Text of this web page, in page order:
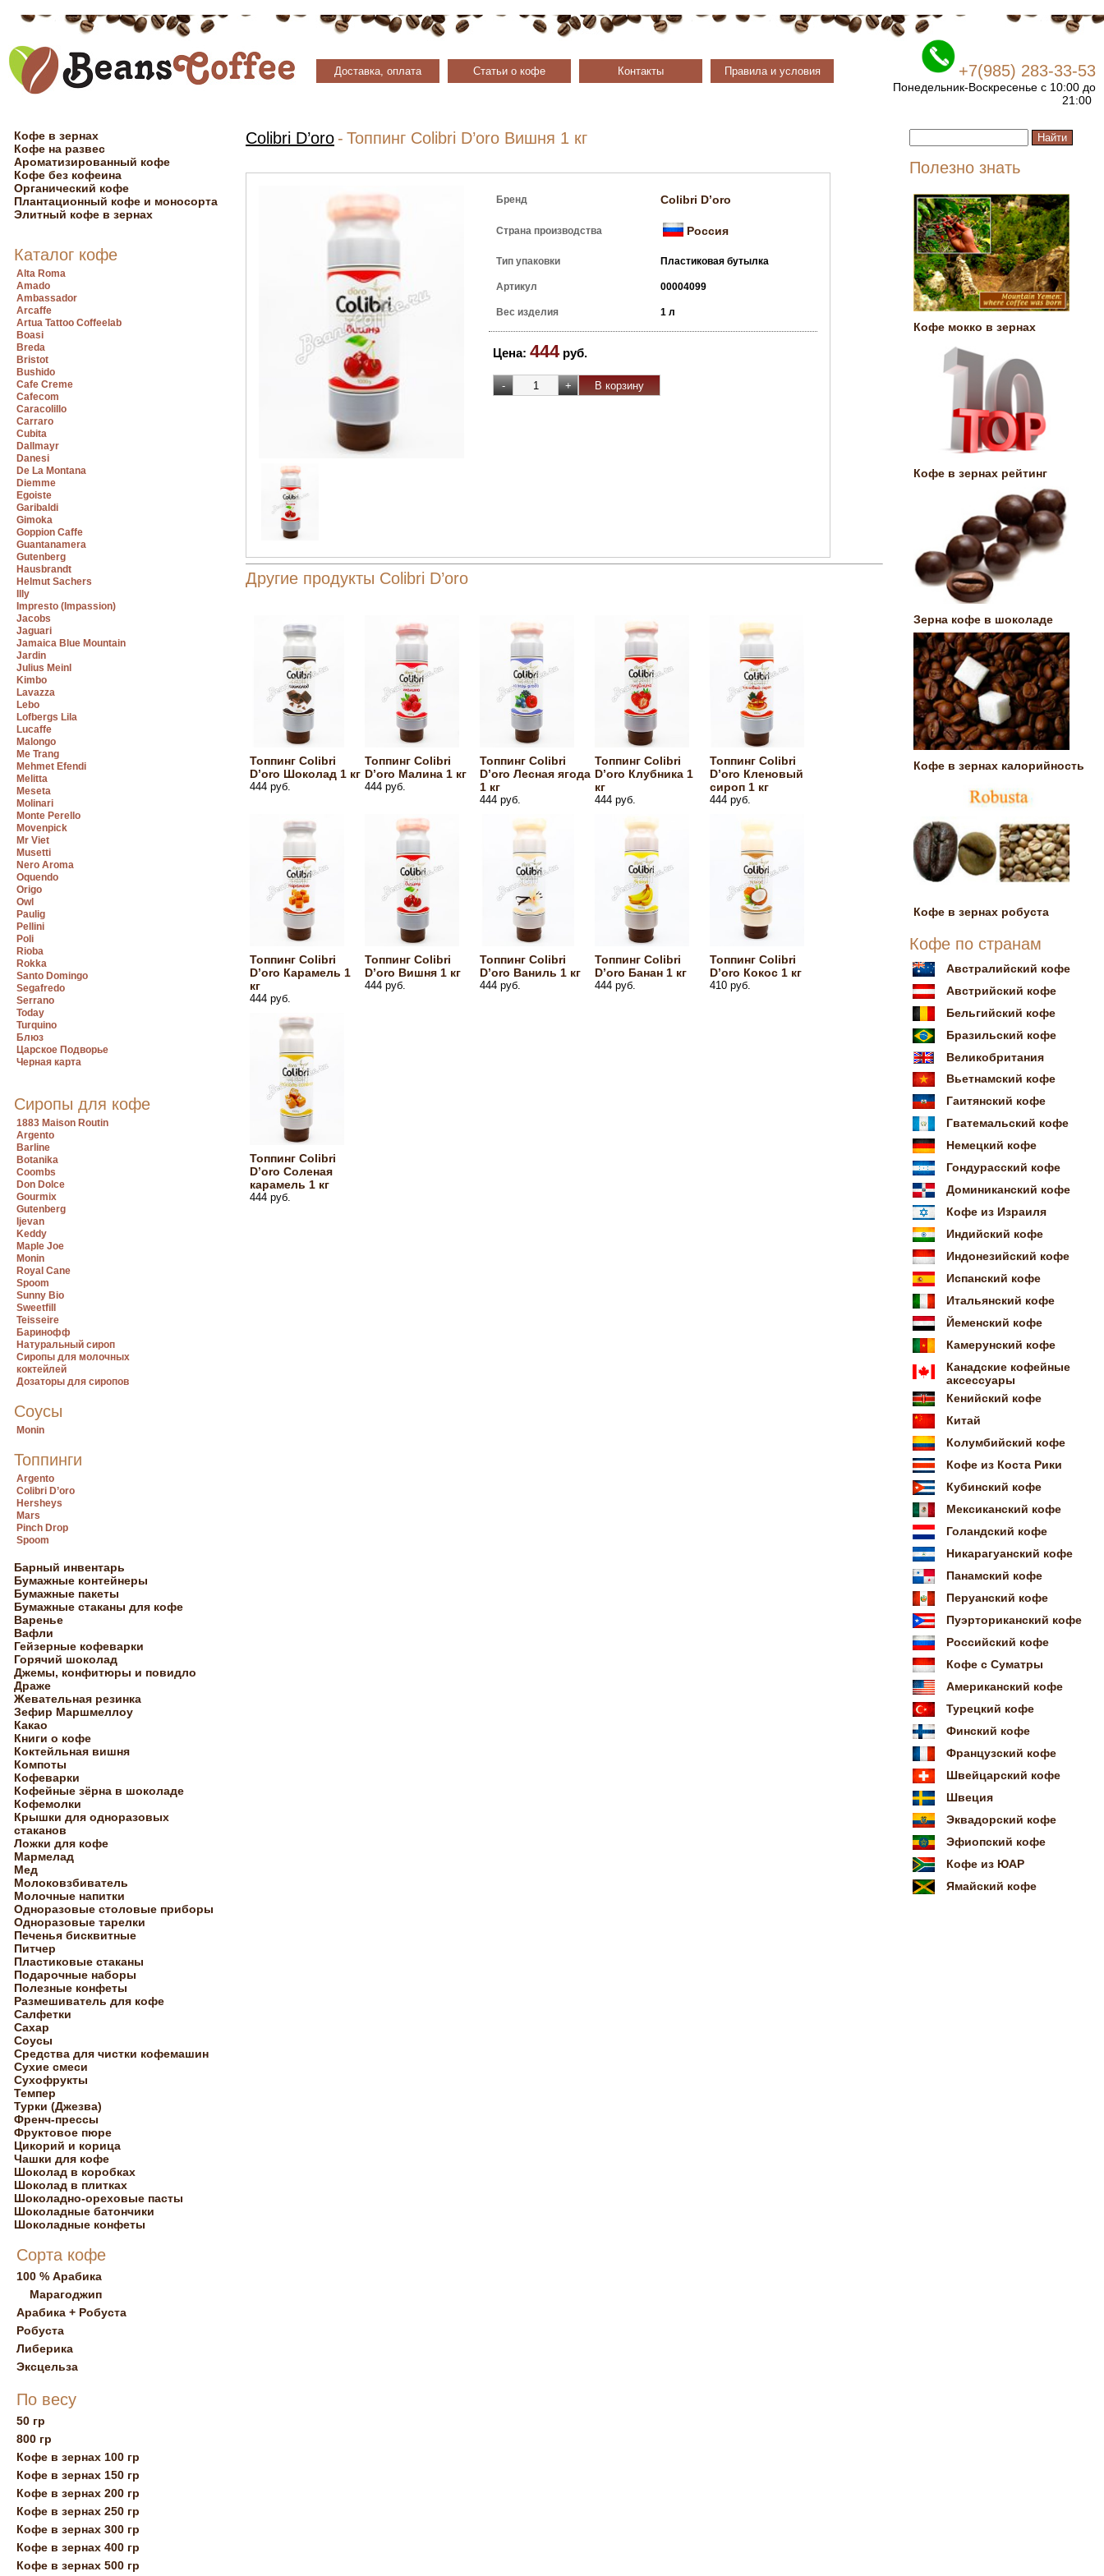
Доставка, оплата Статьи о кофе Контакты Правила и условия +7(985) 283-33-53
Понедельник-Воскресенье с 10:00 до
21:00
Кофе в зернах
Кофе на развес
Ароматизированный кофе
Кофе без кофеина
Органический кофе
Плантационный кофе и моносорта
Элитный кофе в зернах
Каталог кофе
Alta Roma
Amado
Ambassador
Arcaffe
Artua Tattoo Coffeelab
Boasi
Breda
Bristot
Bushido
Cafe Creme
Cafecom
Caracolillo
Carraro
Cubita
Dallmayr
Danesi
De La Montana
Diemme
Egoiste
Garibaldi
Gimoka
Goppion Caffe
Guantanamera
Gutenberg
Hausbrandt
Helmut Sachers
Illy
Impresto (Impassion)
Jacobs
Jaguari
Jamaica Blue Mountain
Jardin
Julius Meinl
Kimbo
Lavazza
Lebo
Lofbergs Lila
Lucaffe
Malongo
Me Trang
Mehmet Efendi
Melitta
Meseta
Molinari
Monte Perello
Movenpick
Mr Viet
Musetti
Nero Aroma
Oquendo
Origo
Owl
Paulig
Pellini
Poli
Rioba
Rokka
Santo Domingo
Segafredo
Serrano
Today
Turquino
Блюз
Царское Подворье
Черная карта
Сиропы для кофе
1883 Maison Routin
Argento
Barline
Botanika
Coombs
Don Dolce
Gourmix
Gutenberg
Ijevan
Keddy
Maple Joe
Monin
Royal Cane
Spoom
Sunny Bio
Sweetfill
Teisseire
Баринофф
Натуральный сироп
Сиропы для молочных
коктейлей
Дозаторы для сиропов
Соусы
Monin
Топпинги
Argento
Colibri D’oro
Hersheys
Mars
Pinch Drop
Spoom
Барный инвентарь
Бумажные контейнеры
Бумажные пакеты
Бумажные стаканы для кофе
Варенье
Вафли
Гейзерные кофеварки
Горячий шоколад
Джемы, конфитюры и повидло
Драже
Жевательная резинка
Зефир Маршмеллоу
Какао
Книги о кофе
Коктейльная вишня
Компоты
Кофеварки
Кофейные зёрна в шоколаде
Кофемолки
Крышки для одноразовых
стаканов
Ложки для кофе
Мармелад
Мед
Молоковзбиватель
Молочные напитки
Одноразовые столовые приборы
Одноразовые тарелки
Печенья бисквитные
Питчер
Пластиковые стаканы
Подарочные наборы
Полезные конфеты
Размешиватель для кофе
Салфетки
Сахар
Соусы
Средства для чистки кофемашин
Сухие смеси
Сухофрукты
Темпер
Турки (Джезва)
Френч-прессы
Фруктовое пюре
Цикорий и корица
Чашки для кофе
Шоколад в коробках
Шоколад в плитках
Шоколадно-ореховые пасты
Шоколадные батончики
Шоколадные конфеты
Сорта кофе
100 % Арабика
Марагоджип
Арабика + Робуста
Робуста
Либерика
Эксцельза
По весу
50 гр
800 гр
Кофе в зернах 100 гр
Кофе в зернах 150 гр
Кофе в зернах 200 гр
Кофе в зернах 250 гр
Кофе в зернах 300 гр
Кофе в зернах 400 гр
Кофе в зернах 500 гр
Colibri D’oro - Топпинг Colibri D’oro Вишня 1 кг
Бренд Colibri D’oro
Страна производства Россия
Тип упаковки Пластиковая бутылка
Артикул 00004099
Вес изделия 1 л
Цена: 444 руб.
Другие продукты Colibri D’oro
Топпинг Colibri
D’oro Шоколад 1 кг
444 руб.
Топпинг Colibri
D’oro Малина 1 кг
444 руб.
Топпинг Colibri
D’oro Лесная ягода
1 кг
444 руб.
Топпинг Colibri
D’oro Клубника 1
кг
444 руб.
Топпинг Colibri
D’oro Кленовый
сироп 1 кг
444 руб.
Топпинг Colibri
D’oro Карамель 1
кг
444 руб.
Топпинг Colibri
D’oro Вишня 1 кг
444 руб.
Топпинг Colibri
D’oro Ваниль 1 кг
444 руб.
Топпинг Colibri
D’oro Банан 1 кг
444 руб.
Топпинг Colibri
D’oro Кокос 1 кг
410 руб.
Топпинг Colibri
D’oro Соленая
карамель 1 кг
444 руб.
Полезно знать
Кофе мокко в зернах
Кофе в зернах рейтинг
Зерна кофе в шоколаде
Кофе в зернах калорийность
Кофе в зернах робуста
Кофе по странам
Австралийский кофе
Австрийский кофе
Бельгийский кофе
Бразильский кофе
Великобритания
Вьетнамский кофе
Гаитянский кофе
Гватемальский кофе
Немецкий кофе
Гондурасский кофе
Доминиканский кофе
Кофе из Израиля
Индийский кофе
Индонезийский кофе
Испанский кофе
Итальянский кофе
Йеменский кофе
Камерунский кофе
Канадские кофейные
аксессуары
Кенийский кофе
Китай
Колумбийский кофе
Кофе из Коста Рики
Кубинский кофе
Мексиканский кофе
Голандский кофе
Никарагуанский кофе
Панамский кофе
Перуанский кофе
Пуэрториканский кофе
Российский кофе
Кофе с Суматры
Американский кофе
Турецкий кофе
Финский кофе
Французский кофе
Швейцарский кофе
Швеция
Эквадорский кофе
Эфиопский кофе
Кофе из ЮАР
Ямайский кофе